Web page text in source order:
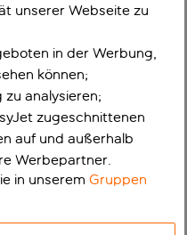
unserer Webseite zu
in der Werbung,
können;
analysieren;
zugeschnittenen
auf und außerhalb
Werbepartner.
in unseremGruppen